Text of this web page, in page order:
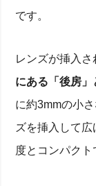
です。
レンズが挿入
にある「後房
に約3mmの小
ズを挿入して
度とコンパクト